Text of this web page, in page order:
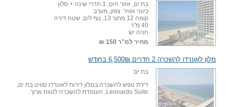
בת ים, אזור הים, 1 חדרי שינה + סלון
כיווני אוויר: צפון, מערב
קומה 12 מתוך 13, נוף לים, שטח דירה
40 מ"ר
חניה יש
מחיר למ"ר 150 ₪
מלון לאונרדו להשכרה 2 חדרים 6,500₪ בחודש
בת ים
דירת נופש להשכרה במלון דירות לאונרדו סוויט בת ים,
Leonardo Suite, העומדת להשכרה לטווח ארוך.